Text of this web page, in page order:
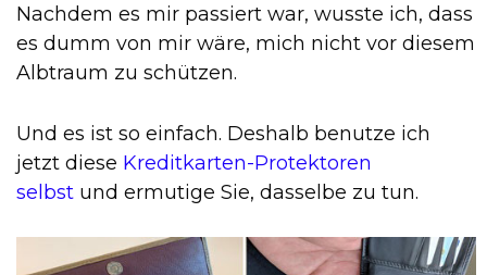
Nachdem es mir passiert war, wusste ich, dass
es dumm von mir wäre, mich nicht vor diesem
Albtraum zu schützen.
Und es ist so einfach. Deshalb benutze ich
jetzt diese Kreditkarten-Protektoren
selbst und ermutige Sie, dasselbe zu tun.